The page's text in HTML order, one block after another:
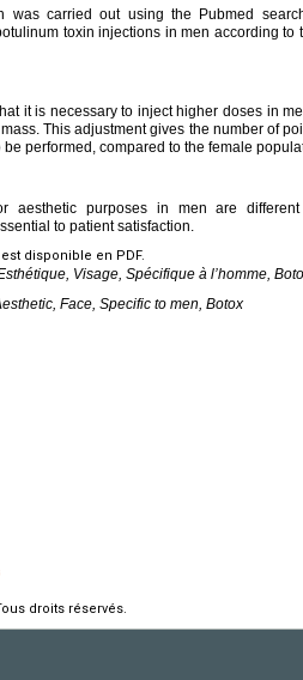
was carried out using the Pubmed
toxin injections in men according
it is necessary to inject higher doses in
This adjustment gives the number of
performed, compared to the female
aesthetic purposes in men are
to patient satisfaction.
disponible en PDF.
Visage, Spécifique à l’homme,
Face, Specific to men, Botox
droits réservés.